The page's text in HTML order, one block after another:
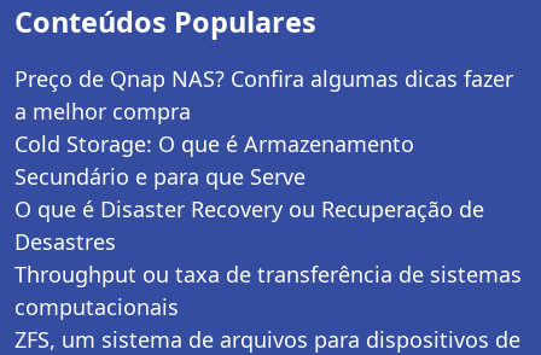
Conteúdos Populares
Preço de Qnap NAS? Confira algumas dicas fazer
a melhor compra
Cold Storage: O que é Armazenamento
Secundário e para que Serve
O que é Disaster Recovery ou Recuperação de
Desastres
Throughput ou taxa de transferência de sistemas
computacionais
ZFS, um sistema de arquivos para dispositivos de